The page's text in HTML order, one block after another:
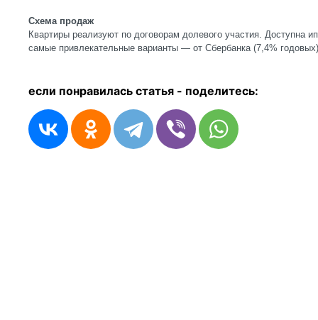
Схема продаж
Квартиры реализуют по договорам долевого участия. Доступна
самые привлекательные варианты — от Сбербанка (7,4%
если понравилась статья - поделитесь: